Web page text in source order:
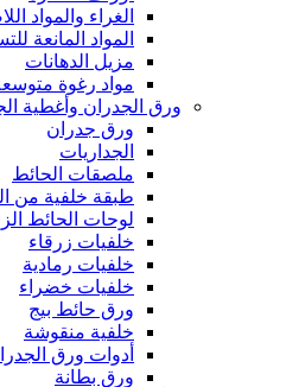
الغراء والمواد
المواد المانعة
مزيل الدهانات
مواد رغوة
ورق الجدران وأغطية
ورق جدران
الجداريات
ملصقات الحائط
طبقة خلفية من
لوحات الحائط
خلفيات زرقاء
خلفيات رمادية
خلفيات خضراء
ورق حائط بيج
خلفية منقوشة
أدوات ورق
ورق بطانة